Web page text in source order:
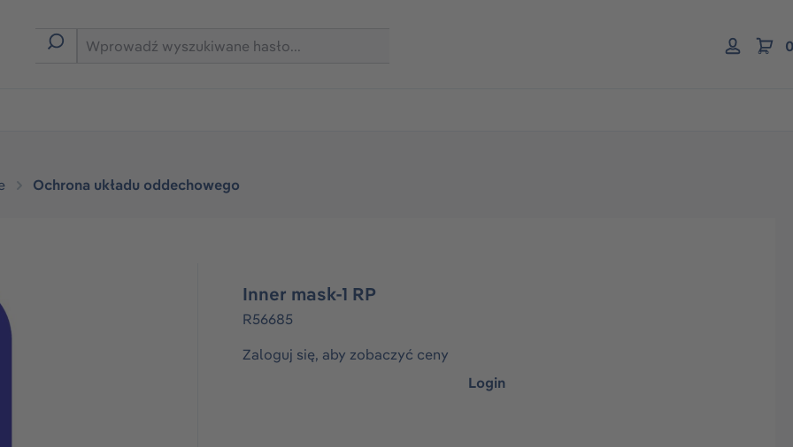
Ochrona układu oddechowego
Inner mask-1 RP
R56685
Zaloguj się, aby zobaczyć ceny
Login